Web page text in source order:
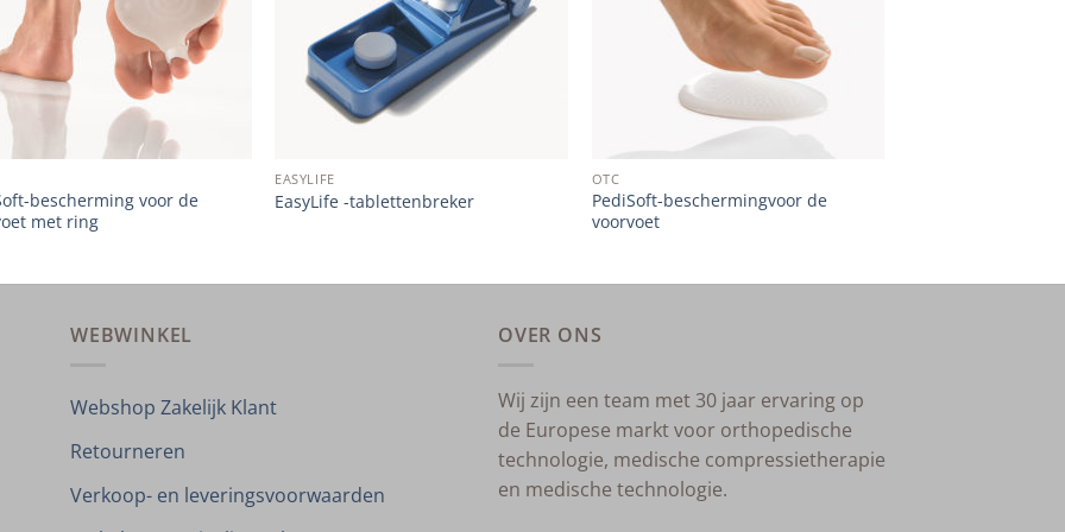
bescherming voor de
met ring
EASYLIFE
EasyLife -tablettenbreker
OTC
PediSoft-beschermingvoor de
voorvoet
WEBWINKEL
Webshop Zakelijk Klant
Retourneren
Verkoop- en leveringsvoorwaarden
OVER ONS
Wij zijn een team met 30 jaar ervaring op
de Europese markt voor orthopedische
technologie, medische compressietherapie
en medische technologie.